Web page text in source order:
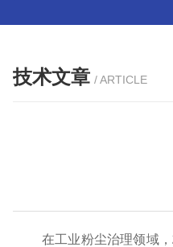
技术文章 / ARTICLE
在工业粉尘治理领域，